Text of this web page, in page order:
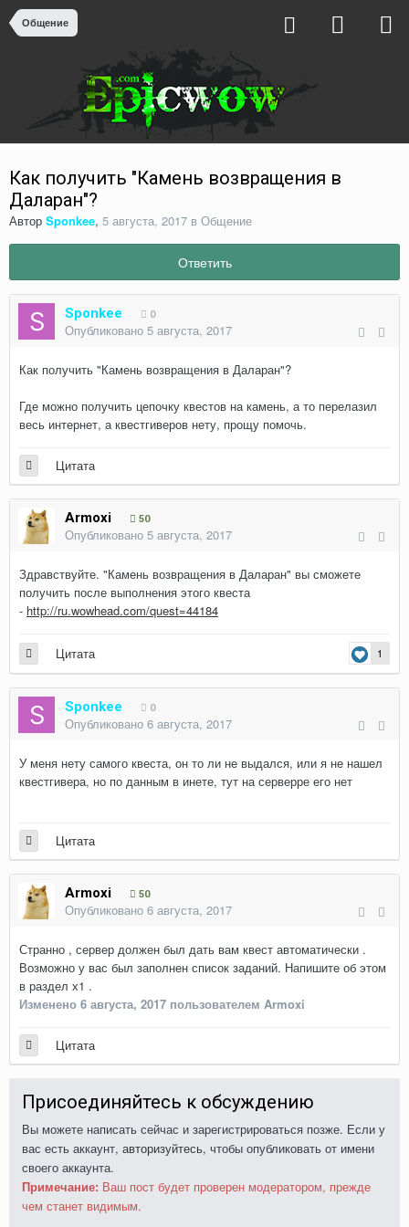
Общение
Как получить "Камень возвращения в
Даларан"?
Автор Sponkee, 5 августа, 2017 в Общение
Ответить
Sponkee 0
Опубликовано 5 августа, 2017
Как получить "Камень возвращения в Даларан"?
Где можно получить цепочку квестов на камень, а то перелазил
весь интернет, а квестгиверов нету, прощу помочь.
Цитата
Armoxi 50
Опубликовано 5 августа, 2017
Здравствуйте. "Камень возвращения в Даларан" вы сможете
получить после выполнения этого квеста
- http://ru.wowhead.com/quest=44184
1
Цитата
Sponkee 0
Опубликовано 6 августа, 2017
У меня нету самого квеста, он то ли не выдался, или я не нашел
квестгивера, но по данным в инете, тут на серверре его нет
Цитата
Armoxi 50
Опубликовано 6 августа, 2017
Странно , сервер должен был дать вам квест автоматически .
Возможно у вас был заполнен список заданий. Напишите об этом
в раздел х1 .
Изменено 6 августа, 2017 пользователем Armoxi
Цитата
Присоединяйтесь к обсуждению
Вы можете написать сейчас и зарегистрироваться позже. Если у
вас есть аккаунт, авторизуйтесь, чтобы опубликовать от имени
своего аккаунта.
Примечание: Ваш пост будет проверен модератором, прежде
чем станет видимым.